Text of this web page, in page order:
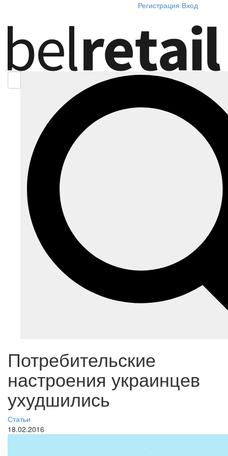
Регистрация Вход
Потребительские
настроения украинцев
ухудшились
Статьи
18.02.2016